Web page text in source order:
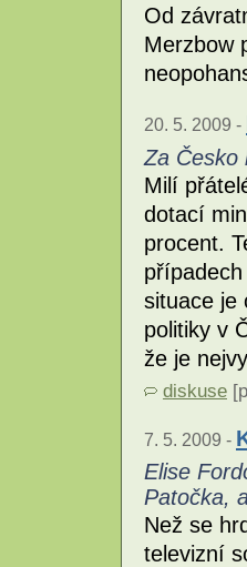
Od
Merzbow
20. 5. 2009 -
Za Česko
Milí
dotací
procent.
situace je
politiky v
že je
diskuse
7. 5. 2009 -
Elise
Patočka,
Než se
televizní